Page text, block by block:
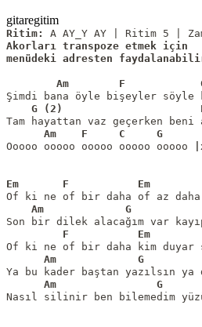
gitaregitim
Ritim:
Akorları transpoze etmek için
menüdeki adresten
Am        F
G (2)
Ooooo ooooo ooooo ooooo ooooo
Em       F           Em
Am             G
Am             G
Am                G
Nasıl silinir ben bilemedim